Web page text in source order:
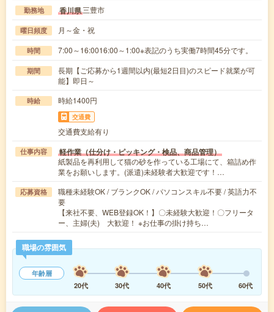
勤務地 香川県三豊市
曜日頻度 月～金・祝
時間 7:00～16:0016:00～1:00※表記のうち実働7時間45分です。
期間
長期【ご応募から1週間以内(最短2日目)のスピード就業が可
能】即日～
時給 時給1400円
交通費
交通費支給有り
仕事内容 軽作業（仕分け・ピッキング・検品、商品管理）
紙製品を再利用して猫の砂を作っている工場にて、箱詰め作
業をお願いします。(派遣)未経験者大歓迎です！…
応募資格
職種未経験OK / ブランクOK / パソコンスキル不要 / 英語力不
要
【来社不要、WEB登録OK！】〇未経験大歓迎！〇フリータ
ー、主婦(夫) 大歓迎！ ※お仕事の掛け持ち…
職場の雰囲気
年齢層
20代
30代 40代 50代 60代